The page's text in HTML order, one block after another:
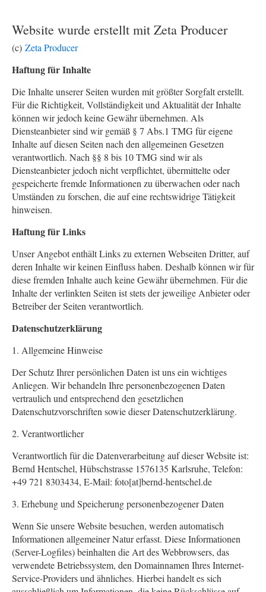
Website wurde erstellt mit Zeta Producer
(c) Zeta Producer
Haftung für Inhalte
Die Inhalte unserer Seiten wurden mit größter Sorgfalt erstellt.
Für die Richtigkeit, Vollständigkeit und Aktualität der Inhalte
können wir jedoch keine Gewähr übernehmen. Als
Diensteanbieter sind wir gemäß § 7 Abs.1 TMG für eigene
Inhalte auf diesen Seiten nach den allgemeinen Gesetzen
verantwortlich. Nach §§ 8 bis 10 TMG sind wir als
Diensteanbieter jedoch nicht verpflichtet, übermittelte oder
gespeicherte fremde Informationen zu überwachen oder nach
Umständen zu forschen, die auf eine rechtswidrige Tätigkeit
hinweisen.
Haftung für Links
Unser Angebot enthält Links zu externen Webseiten Dritter, auf
deren Inhalte wir keinen Einfluss haben. Deshalb können wir für
diese fremden Inhalte auch keine Gewähr übernehmen. Für die
Inhalte der verlinkten Seiten ist stets der jeweilige Anbieter oder
Betreiber der Seiten verantwortlich.
Datenschutzerklärung
1. Allgemeine Hinweise
Der Schutz Ihrer persönlichen Daten ist uns ein wichtiges
Anliegen. Wir behandeln Ihre personenbezogenen Daten
vertraulich und entsprechend den gesetzlichen
Datenschutzvorschriften sowie dieser Datenschutzerklärung.
2. Verantwortlicher
Verantwortlich für die Datenverarbeitung auf dieser Website ist:
Bernd Hentschel, Hübschstrasse 1576135 Karlsruhe, Telefon:
+49 721 8303434, E-Mail: foto[at]bernd-hentschel.de
3. Erhebung und Speicherung personenbezogener Daten
Wenn Sie unsere Website besuchen, werden automatisch
Informationen allgemeiner Natur erfasst. Diese Informationen
(Server-Logfiles) beinhalten die Art des Webbrowsers, das
verwendete Betriebssystem, den Domainnamen Ihres Internet-
Service-Providers und ähnliches. Hierbei handelt es sich